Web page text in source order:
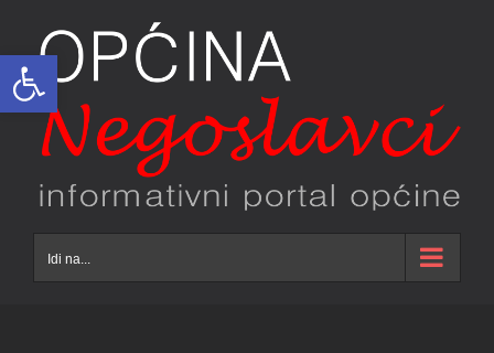
Open toolbar
content
Idi na...